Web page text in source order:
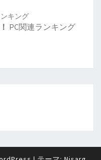
キング
PC関連ランキング